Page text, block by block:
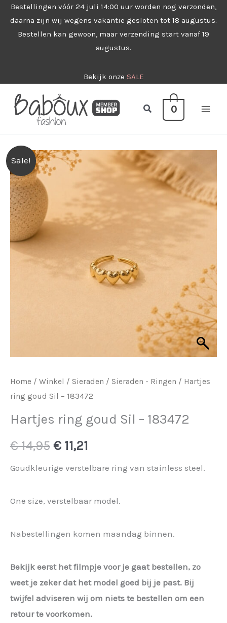
naar
Bestellingen vóór 24 juli 14:00 uur worden nog verzonden,
daarna zijn wij wegens vakantie gesloten tot 18 augustus.
Bestellen kan gewoon, maar verzending start vanaf 19
augustus.
Bekijk onze SALE
Zoeken0
Sale!
Home / Winkel / Sieraden / Sieraden - Ringen / Hartjes
ring goud Sil – 183472
Hartjes ring goud Sil – 183472
€14,95 Oorspronkelijke
prijs
€ 11,21
prijs
Goudkleurige verstelbare ring van stainless steel.
One size, verstelbaar model.
Nabestellingen komen maandag binnen.
Bekijk eerst het filmpje voor je gaat bestellen, zo
weet je zeker dat het model goed bij je past. Bij
twijfel adviseren wij om niets te bestellen om een
retour te voorkomen.